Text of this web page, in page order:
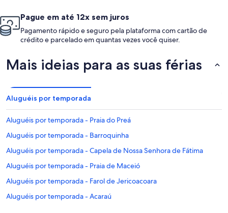
Pague em até 12x sem juros
Pagamento rápido e seguro pela plataforma com cartão de
crédito e parcelado em quantas vezes você quiser.
Mais ideias para as suas férias
Aluguéis por temporada
Aluguéis por temporada - Praia do Preá
Aluguéis por temporada - Barroquinha
Aluguéis por temporada - Capela de Nossa Senhora de Fátima
Aluguéis por temporada - Praia de Maceió
Aluguéis por temporada - Farol de Jericoacoara
Aluguéis por temporada - Acaraú